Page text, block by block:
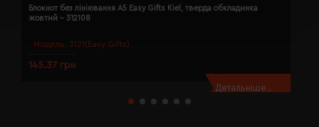
Модель: 3121(Easy Gifts)
Блокнот без лініювання A5 Easy Gifts Kiel, тверда обкладинка
жовтий - 312108
145.37 грн
Детальніше...